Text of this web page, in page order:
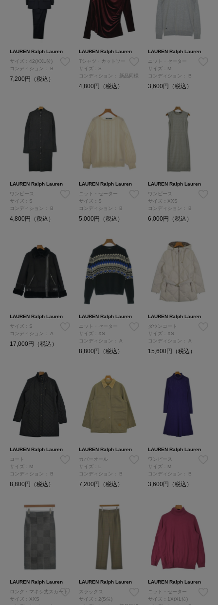
LAUREN Ralph Lauren
サイズ：42(XXL位)
コンディション： B
7,200円（税込）
LAUREN Ralph Lauren
Tシャツ・カットソー
サイズ：S
コンディション：
新品同様
4,800円（税込）
LAUREN Ralph Lauren
ニット・セーター
サイズ：M
コンディション：
B
3,600円（税込）
LAUREN Ralph Lauren
ワンピース
サイズ：S
コンディション： B
4,800円（税込）
LAUREN Ralph Lauren
ニット・セーター
サイズ：S
コンディション：
B
5,000円（税込）
LAUREN Ralph Lauren
ワンピース
サイズ：XXS
コンディション：
B
6,000円（税込）
LAUREN Ralph Lauren
サイズ：S
コンディション： A
17,000円（税込）
LAUREN Ralph Lauren
ニット・セーター
サイズ：XS
コンディション： A
8,800円（税込）
LAUREN Ralph Lauren
ダウンコート
サイズ：XS
コンディション： A
15,600円（税込）
LAUREN Ralph Lauren
コート
サイズ：M
コンディション： B
8,800円（税込）
LAUREN Ralph Lauren
カバーオール
サイズ：L
コンディション：
B
7,200円（税込）
LAUREN Ralph Lauren
ワンピース
サイズ：M
コンディション：
B
3,600円（税込）
LAUREN Ralph Lauren
ロング・マキシ丈スカート
サイズ：XXS
LAUREN Ralph Lauren
スラックス
サイズ：2(S位)
LAUREN Ralph Lauren
ニット・セーター
サイズ：1X(XL位)